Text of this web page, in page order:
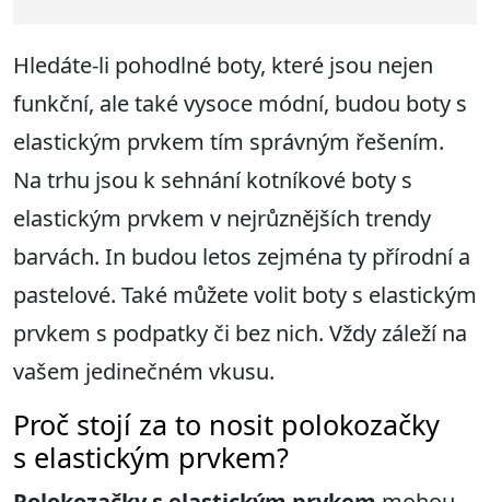
Hledáte-li pohodlné boty, které jsou nejen
funkční, ale také vysoce módní, budou boty s
elastickým prvkem tím správným řešením.
Na trhu jsou k sehnání kotníkové boty s
elastickým prvkem v nejrůznějších trendy
barvách. In budou letos zejména ty přírodní a
pastelové. Také můžete volit boty s elastickým
prvkem s podpatky či bez nich. Vždy záleží na
vašem jedinečném vkusu.
Proč stojí za to nosit polokozačky
s elastickým prvkem?